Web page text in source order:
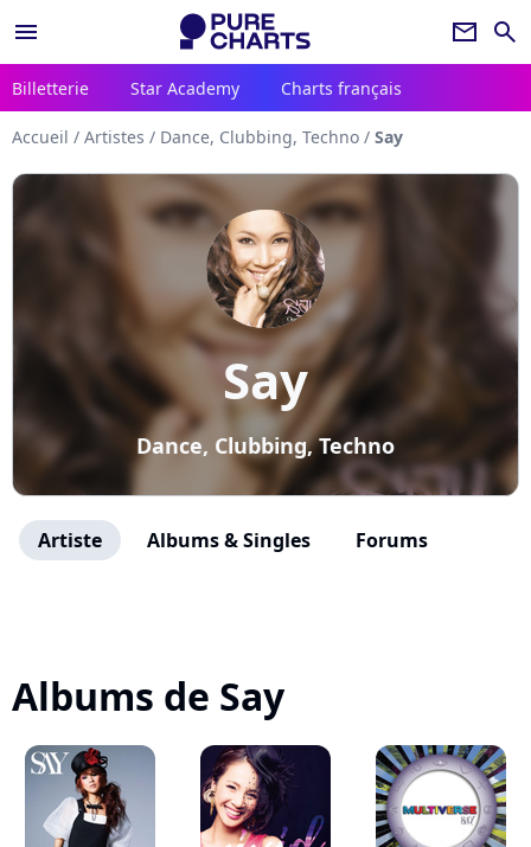
menu newsletter search
Billetterie Star Academy Charts français
Accueil / Artistes / Dance, Clubbing, Techno / Say
Say
Dance, Clubbing, Techno
Artiste Albums & Singles Forums
Albums de Say